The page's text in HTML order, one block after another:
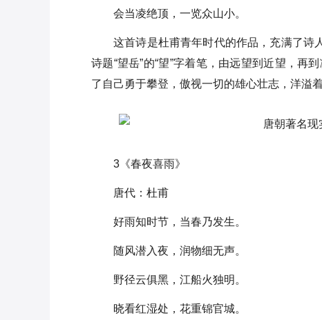
会当凌绝顶，一览众山小。
这首诗是杜甫青年时代的作品，充满了诗
诗题“望岳”的“望”字着笔，由远望到近望，再
了自己勇于攀登，傲视一切的雄心壮志，洋溢
3《春夜喜雨》
唐代：杜甫
好雨知时节，当春乃发生。
随风潜入夜，润物细无声。
野径云俱黑，江船火独明。
晓看红湿处，花重锦官城。